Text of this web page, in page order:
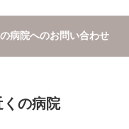
病院へのお問い合わせ
くの病院